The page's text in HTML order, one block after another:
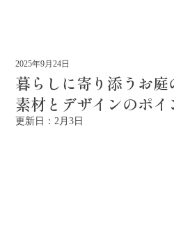
暮らしに寄り添うお
素材とデザインのポイ
2025年9月24日
更新日： 2月3日